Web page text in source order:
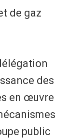
de gaz
des
en œuvre
public